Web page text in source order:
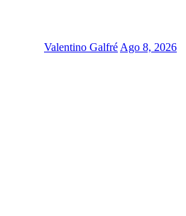
Valentino Galfré Ago 8, 2026